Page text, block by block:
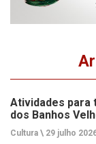
Atividades para
dos Banhos
Cultura \ 29 julho